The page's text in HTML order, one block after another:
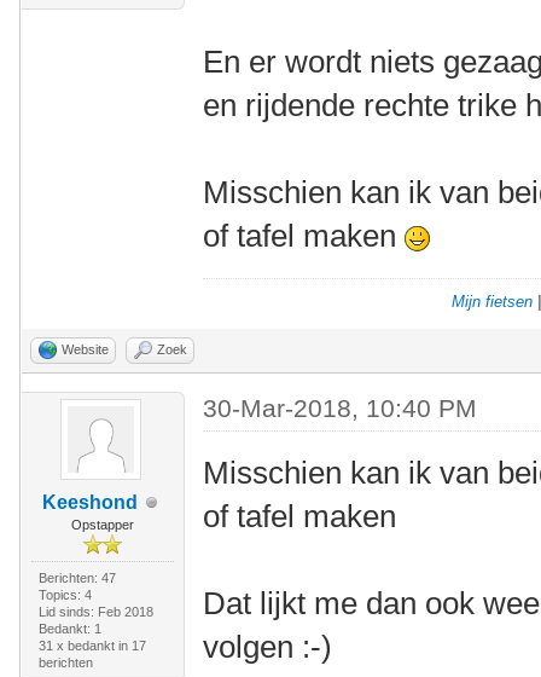
En er wordt niets
en rijdende rechte trike
Misschien kan ik van
of tafel maken
Mijn fietsen
Website Zoek
Keeshond
Opstapper
Berichten: 47
Topics: 4
Lid sinds: Feb 2018
Bedankt: 1
31 x bedankt in 17
berichten
30-Mar-2018, 10:40 PM
Misschien kan ik van
of tafel maken
Dat lijkt me dan ook
volgen :-)